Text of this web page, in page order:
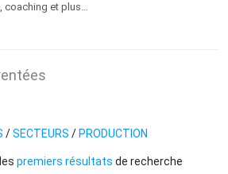
coaching et plus…
/SECTEURS / PRODUCTION
premiers résultats de recherche